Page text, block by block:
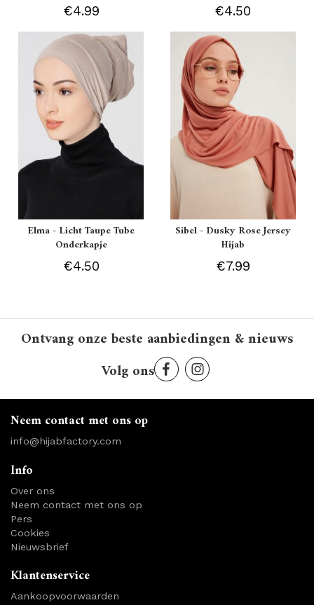
€4.99 €4.50
Elma - Licht Taupe Tube
Onderkapje
€4.50
Sibel - Dusky Rose Jersey
Hijab
€7.99
Ontvang onze beste aanbiedingen & nieuws
Volg ons
Neem contact met ons op
info@hijabfactory.com
Info
Over ons
Neem contact met ons op
Pers
Cookies
Nieuwsbrief
Klantenservice
Aankoopvoorwaarden